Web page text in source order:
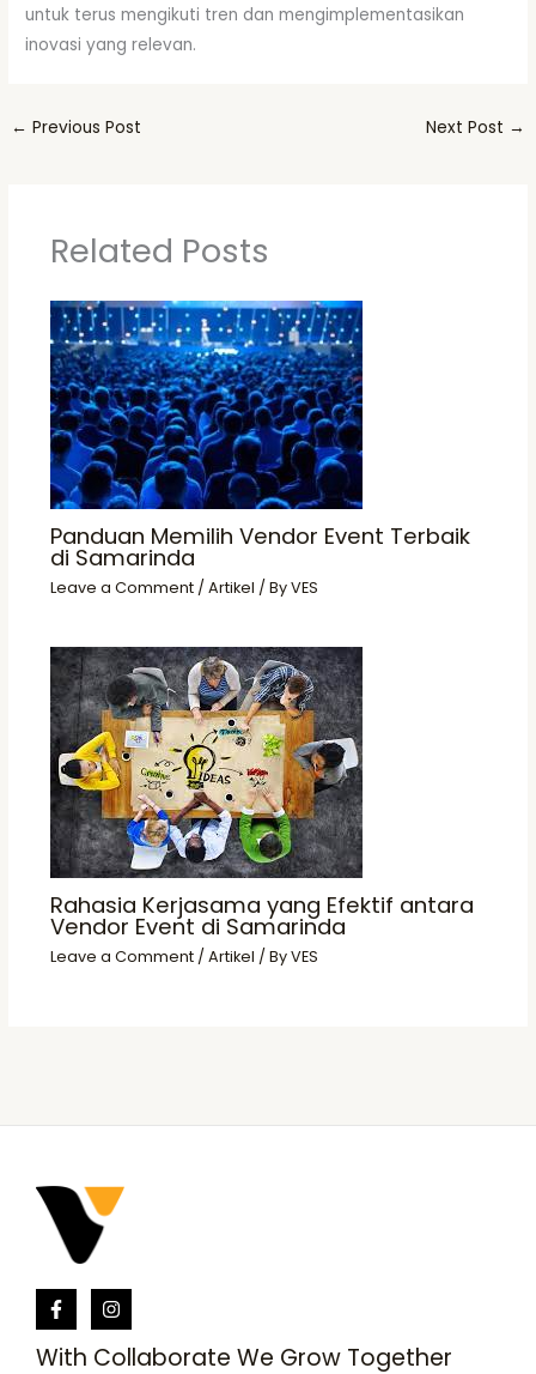
untuk terus mengikuti tren dan mengimplementasikan
inovasi yang relevan.
← Previous Post Next Post →
Related Posts
Panduan Memilih Vendor Event Terbaik
di Samarinda
Leave a Comment / Artikel / ByVES
Rahasia Kerjasama yang Efektif antara
Vendor Event di Samarinda
Leave a Comment / Artikel / ByVES
With Collaborate We Grow Together